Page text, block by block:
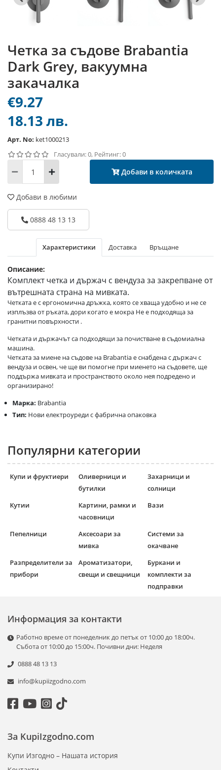
Четка за съдове Brabantia
Dark Grey, вакуумна
закачалка
€9.27
18.13 лв.
Арт. No: ket1000213
Гласували: 0, Рейтинг: 0
Добави в количката
Добави в любими
0888 48 13 13
Характеристики Доставка Връщане
Описание:
Комплект четка и държач с вендуза за закрепване от
вътрешната страна на мивката.
Четката е с ергономична дръжка, която се хваща удобно и не се
изплъзва от ръката, дори когато е мокра Не е подходяща за
гранитни повърхности .
Четката и държачът са подходящи за почистване в съдомиална
машина.
Четката за миене на съдове на Brabantia е снабдена с държач с
вендуза и освен, че ще ви помогне при миенето на съдовете, ще
поддържа мивката и пространството около нея подредено и
организирано!
Марка: Brabantia
Тип: Нови електроуреди с фабрична опаковка
Популярни категории
Купи и фруктиери
Оливерници и
бутилки
Захарници и
солници
Кутии
Картини, рамки и
часовници
Вази
Пепелници
Аксесоари за
мивка
Системи за
окачване
Разпределители за
прибори
Ароматизатори,
свещи и свещници
Буркани и
комплекти за
подправки
Информация за контакти
Работно време от понеделник до петък от 10:00 до 18:00ч.
Събота от 10:00 до 15:00ч. Почивни дни: Неделя
0888 48 13 13
info@kupiizgodno.com
За KupiIzgodno.com
Купи Изгодно – Нашата история